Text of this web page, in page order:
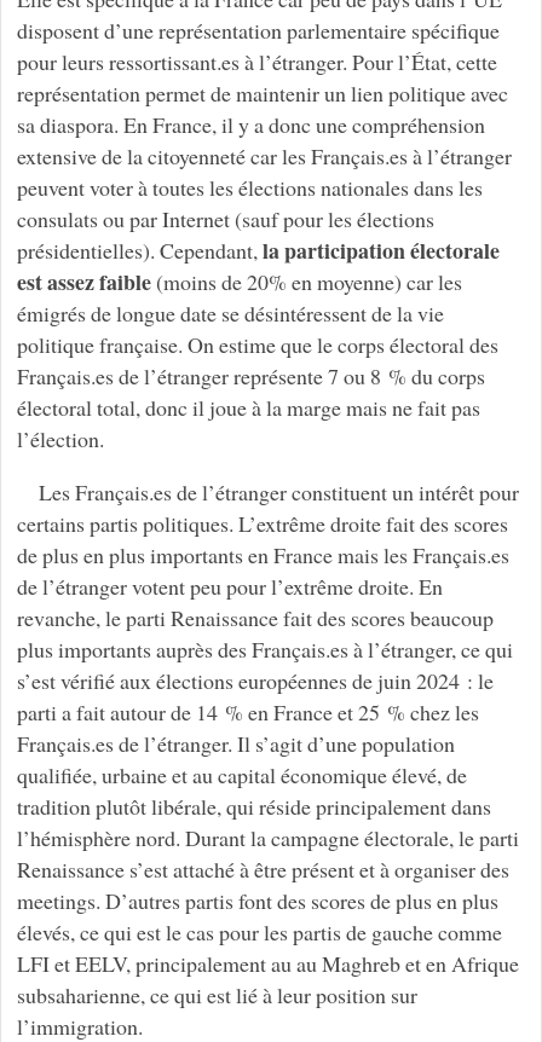
disposent d’une représentation parlementaire spécifique
pour leurs ressortissant.es à l’étranger. Pour l’État, cette
représentation permet de maintenir un lien politique avec
sa diaspora. En France, il y a donc une compréhension
extensive de la citoyenneté car les Français.es à l’étranger
peuvent voter à toutes les élections nationales dans les
consulats ou par Internet (sauf pour les élections
présidentielles). Cependant, la participation électorale
est assez faible(moins de 20% en moyenne) car les
émigrés de longue date se désintéressent de la vie
politique française. On estime que le corps électoral des
Français.es de l’étranger représente 7 ou 8 % du corps
électoral total, donc il joue à la marge mais ne fait pas
l’élection.
Les Français.es de l’étranger constituent un intérêt pour
certains partis politiques. L’extrême droite fait des scores
de plus en plus importants en France mais les Français.es
de l’étranger votent peu pour l’extrême droite. En
revanche, le parti Renaissance fait des scores beaucoup
plus importants auprès des Français.es à l’étranger, ce qui
s’est vérifié aux élections européennes de juin 2024 : le
parti a fait autour de 14 % en France et 25 % chez les
Français.es de l’étranger. Il s’agit d’une population
qualifiée, urbaine et au capital économique élevé, de
tradition plutôt libérale, qui réside principalement dans
l’hémisphère nord. Durant la campagne électorale, le parti
Renaissance s’est attaché à être présent et à organiser des
meetings. D’autres partis font des scores de plus en plus
élevés, ce qui est le cas pour les partis de gauche comme
LFI et EELV, principalement au au Maghreb et en Afrique
subsaharienne, ce qui est lié à leur position sur
l’immigration.